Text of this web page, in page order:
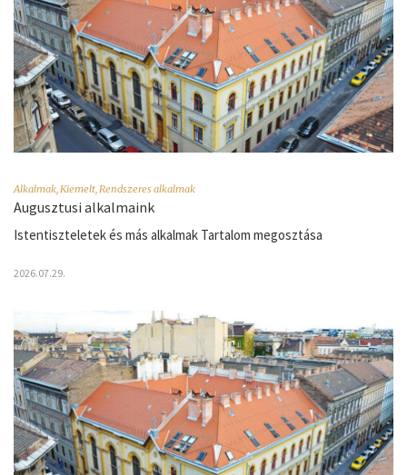
Alkalmak,Kiemelt,Rendszeres alkalmak
Augusztusi alkalmaink
Istentiszteletek és más alkalmak Tartalom megosztása
2026.07.29.